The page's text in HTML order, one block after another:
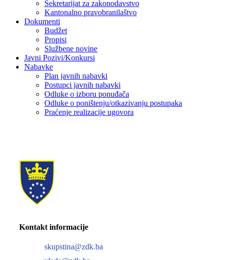
Sekretarijat za zakonodavstvo
Kantonalno pravobranilaštvo
Dokumenti
Budžet
Propisi
Službene novine
Javni Pozivi/Konkursi
Nabavke
Plan javnih nabavki
Postupci javnih nabavki
Odluke o izboru ponuđača
Odluke o poništenju/otkazivanju postupaka
Praćenje realizacije ugovora
Kontakt informacije
skupstina@zdk.ba